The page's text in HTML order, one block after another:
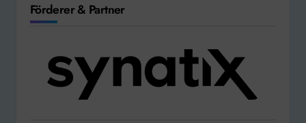
Förderer & Partner